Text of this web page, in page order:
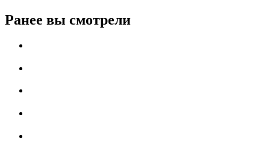
Ранее вы смотрели